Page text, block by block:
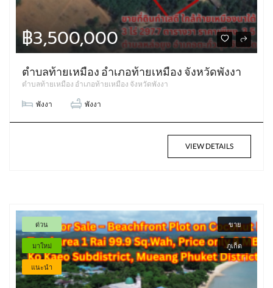
฿3,500,000
ตำบลท้ายเหมือง อำเภอท้ายเหมือง จังหวัดพังงา
ตำบลท้ายเหมือง อำเภอท้ายเหมือง จังหวัดพังงา
พังงา พังงา
VIEW DETAILS
ด่วน
มาใหม่
แนะนำ
ขาย
ภูเก็ต